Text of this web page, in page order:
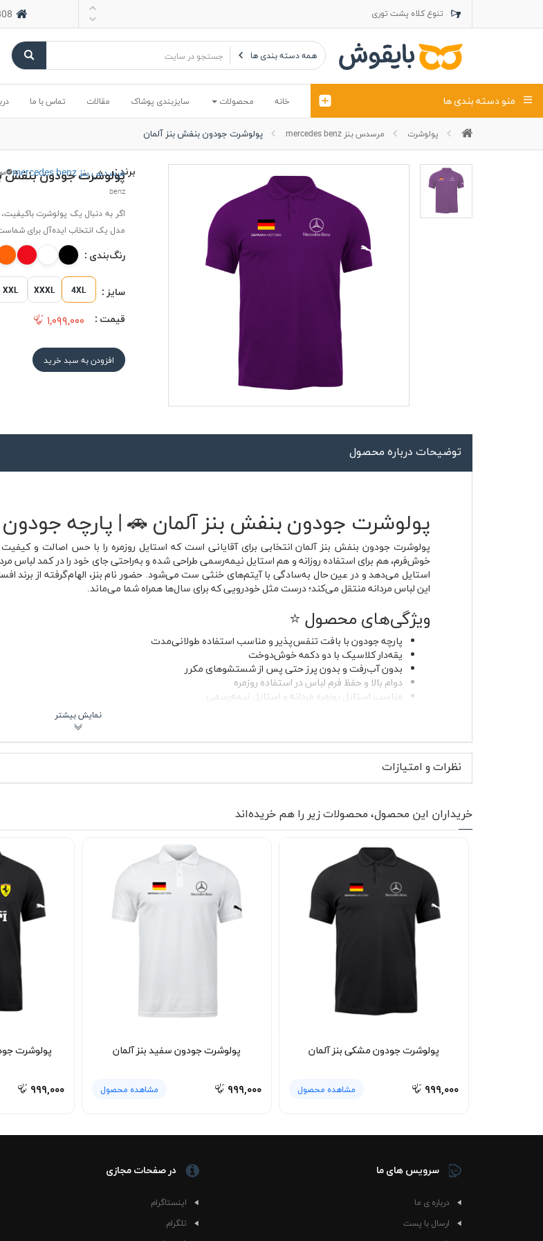
تنوع کلاه پشت توری
تنوع کلاه کتان
تنوع تراول ماک
همه دسته بندی ها
خانه محصولات سایزبندی پوشاک مقالات تماس با ما منو دسته بندی ها
گردنی کلاه شو
پولوشرت مرسدس بنز mercedes benz پولوشرت جودون بنفش بنز آلمان
پولوشرت جودون بنفش
benz
برند :مرسدس بنز mercedes benz
اگر به دنبال یک پولوشرت
مدل یک انتخاب ایده‌آل برای
رنگ‌بندی :
سایز : XXL XXXL 4XL
قیمت : ۱,۰۹۹,۰۰۰
افزودن به سبد خرید
توضیحات درباره محصول
پولوشرت جودون بنفش بنز آلمان 🚗 | پارچه
پولوشرت جودون بنفش بنز آلمان انتخابی برای آقایانی است که استایل روزمره را با حس اصالت و
خوش‌فرم، هم برای استفاده روزانه و هم استایل نیمه‌رسمی طراحی شده و به‌راحتی جای خود را در کمد
این لباس مردانه منتقل می‌کند؛ درست مثل خودرویی که برای سال‌ها همراه شما می‌ماند.
ویژگی‌های محصول ⭐
پارچه جودون با بافت تنفس‌پذیر و مناسب استفاده طولانی‌مدت
یقه‌دار کلاسیک با دو دکمه خوش‌دوخت
بدون آب‌رفت و بدون پرز حتی پس از شستشوهای مکرر
دوام بالا و حفظ فرم لباس در استفاده روزمره
مناسب استایل روزمره مردانه و استایل نیمه‌رسمی
کیفیت پارچه جودون این پولوشرت باعث می‌شود لباس روی بدن به‌خوبی بنشیند و احساس خنکی و
معمولی طرف نیستید. چاپ لوگوی بنز روی سینه، بدون شلوغی اضافی، هویت برند را منتقل می‌کند و
خاص محسوب می‌شود.
موارد استفاده و استایل پیشنهادی 👕
پولوشرت جودون بنفش بنز آلمان برای استایل روزمره، محل کار غیررسمی، دورهمی‌های دوستانه و حتی
کتان مشکی یا طوسی بسیار شیک می‌شود. در روزهای خنک‌تر پاییز می‌توانید آن را زیر کاپشن یا سویشرت
نحوه شستشو و نگهداری 🧼
برای حفظ رنگ بنفش و کیفیت پارچه، شستشو با آب سرد و پشت‌ورو توصیه می‌شود. از مواد شوینده ملایم
خشک‌کن با حرارت بالا کمک می‌کند پولوشرت بدون آب‌رفت و با دوام اولیه باقی بماند و چاپ لوگو نیز فرم خود
نظرات و امتیازات
خریداران این محصول، محصولات زیر را هم خریده‌اند
پولوشرت جودون مشکی بنز آلمان
۹۹۹,۰۰۰ مشاهده محصول
پولوشرت جودون سفید بنز آلمان
۹۹۹,۰۰۰ مشاهده محصول
پولوشرت
۹۹۹,۰۰۰
سرویس های ما
درباره ی ما
ارسال با پست
در صفحات مجازی
اینستاگرام
تلگرام